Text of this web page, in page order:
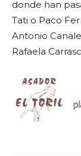
donde han
Tati o Paco
Antonio
Rafaela